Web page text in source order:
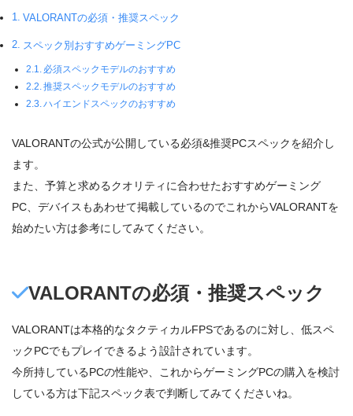
VALORANTの必須・推奨スペック
スペック別おすすめゲーミングPC
必須スペックモデルのおすすめ
推奨スペックモデルのおすすめ
ハイエンドスペックのおすすめ
VALORANTの公式が公開している必須&推奨PCスペックを紹介し
ます。
また、予算と求めるクオリティに合わせたおすすめゲーミング
PC、デバイスもあわせて掲載しているのでこれからVALORANTを
始めたい方は参考にしてみてください。
VALORANTの必須・推奨スペック
VALORANTは本格的なタクティカルFPSであるのに対し、低スペ
ックPCでもプレイできるよう設計されています。
今所持しているPCの性能や、これからゲーミングPCの購入を検討
している方は下記スペック表で判断してみてくださいね。